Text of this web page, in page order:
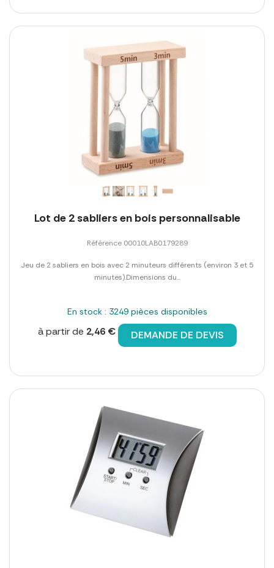
Lot de 2 sabliers en bois personnalisable
Référence 00010LAB0179289
Jeu de 2 sabliers en bois avec 2 minuteurs différents (environ 3 et 5
minutes).Dimensions du...
En stock : 3249 pièces disponibles
à partir de 2,46 € DEMANDE DE DEVIS